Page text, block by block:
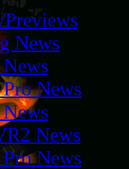
News
News
News
News